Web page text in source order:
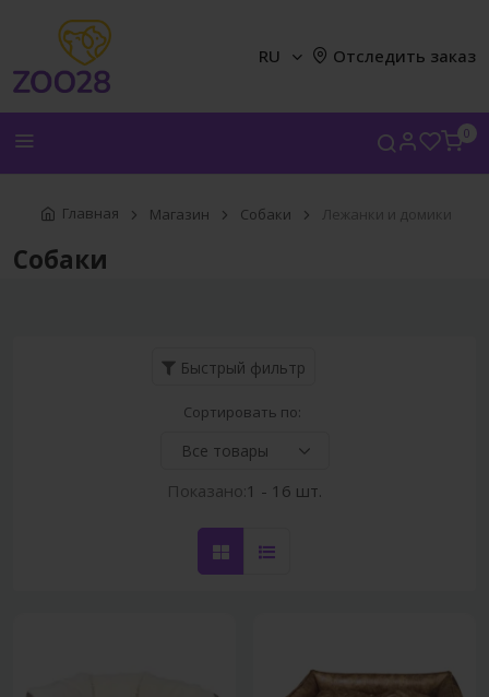
0
RU Отследить заказ
Главная Магазин Собаки Лежанки и домики
Собаки
Быстрый фильтр
Сортировать по:
Показано:1 - 16 шт.